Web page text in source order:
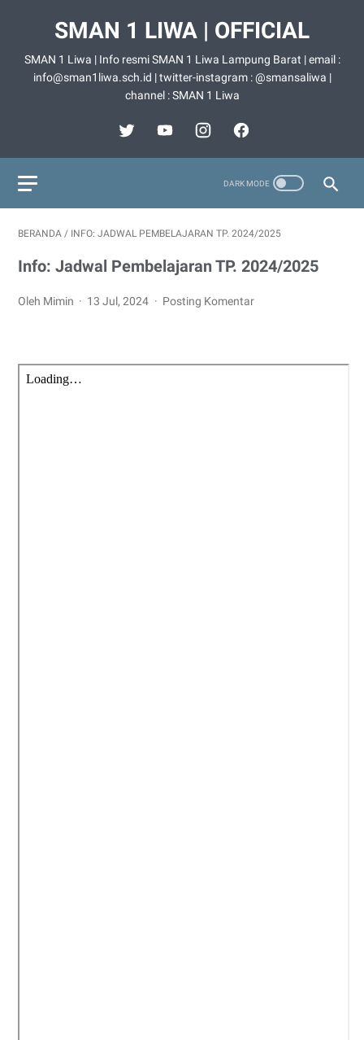
SMAN 1 LIWA | OFFICIAL
SMAN 1 Liwa | Info resmi SMAN 1 Liwa Lampung Barat | email :
info@sman1liwa.sch.id | twitter-instagram : @smansaliwa |
channel : SMAN 1 Liwa
BERANDA / INFO: JADWAL PEMBELAJARAN TP. 2024/2025
Info: Jadwal Pembelajaran TP. 2024/2025
Oleh Mimin 13 Jul, 2024 Posting Komentar